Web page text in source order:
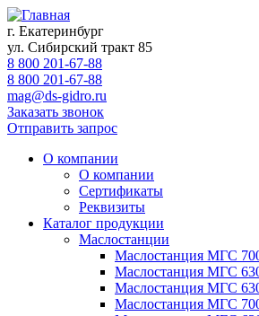
г. Екатеринбург
ул. Сибирский тракт 85
8 800 201-67-88
8 800 201-67-88
mag@ds-gidro.ru
Заказать звонок
Отправить запрос
О компании
О компании
Сертификаты
Реквизиты
Каталог продукции
Маслостанции
Маслостанция МГС
Маслостанция МГС
Маслостанция МГС
Маслостанция МГС